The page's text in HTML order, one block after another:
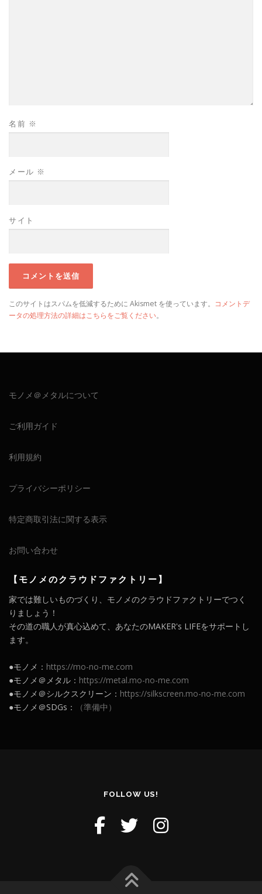
名前 ※
メール ※
サイト
このサイトはスパムを低減するために Akismet を使っています。 コメントデ
ータの処理方法の詳細はこちらをご覧ください。
モノメ＠メタルについて
ご利用ガイド
利用規約
プライバシーポリシー
特定商取引法に関する表示
お問い合わせ
【モノメのクラウドファクトリー】
家では難しいものづくり、モノメのクラウドファクトリーでつく
りましょう！
その道の職人が真心込めて、あなたのMAKER's LIFEをサポートし
ます。
●モノメ： https://mo-no-me.com
●モノメ＠メタル： https://metal.mo-no-me.com
●モノメ＠シルクスクリーン： https://silkscreen.mo-no-me.com
●モノメ＠SDGs：
（準備中）
FOLLOW US!